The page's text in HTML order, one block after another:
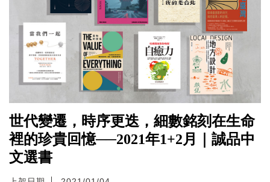
世代變遷，時序更迭，細數銘刻在生命
裡的珍貴回憶──2021年1+2月｜誠品中
文選書